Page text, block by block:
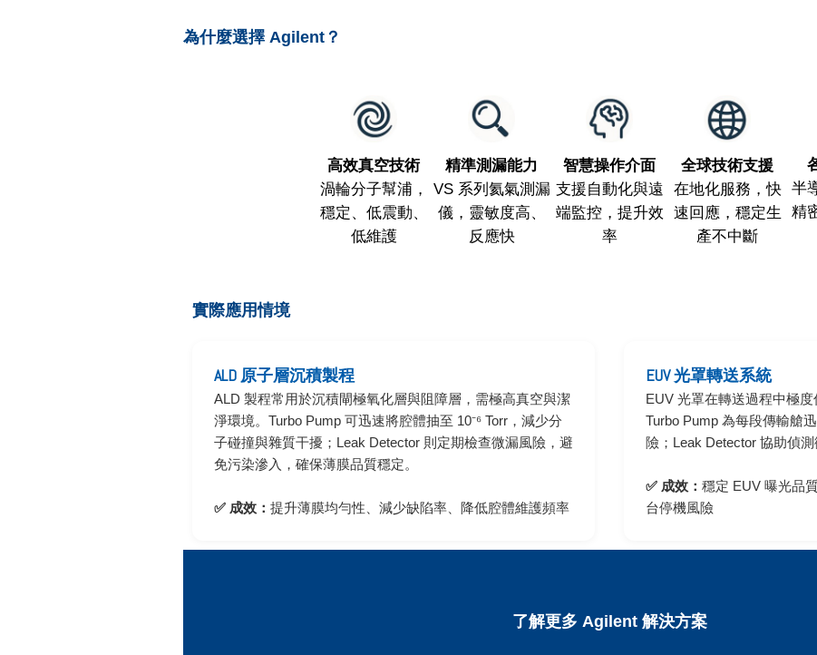
為什麼選擇 Agilent？
高效真空技術
渦輪分子幫浦，
穩定、低震動、
低維護
精準測漏能力
VS 系列氦氣測漏
儀，靈敏度高、
反應快
智慧操作介面
支援自動化與遠
端監控，提升效
率
全球技術支援
在地化服務，快
速回應，穩定生
產不中斷
半
精
實際應用情境
ALD 原子層沉積製程
ALD 製程常用於沉積閘極氧化層與阻障層，需極高真空與潔
淨環境。Turbo Pump 可迅速將腔體抽至 10⁻⁶ Torr，減少分
子碰撞與雜質干擾；Leak Detector 則定期檢查微漏風險，避
免污染滲入，確保薄膜品質穩定。
✅ 成效： 提升薄膜均勻性、減少缺陷率、降低腔體維護頻率
EUV 光罩轉送系統
EUV 光罩在轉送過程中極度
Turbo Pump 為每段傳輸艙
險；Leak Detector 協助偵
✅ 成效： 穩定 EUV 曝光品
台停機風險
了解更多 Agilent 解決方案